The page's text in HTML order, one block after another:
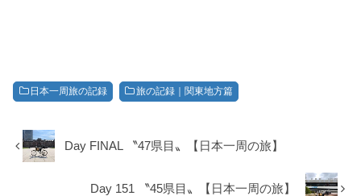
日本一周旅の記録 旅の記録｜関東地方篇
Day FINAL 〝47県目〟【日本一周の旅】
Day 151 〝45県目〟【日本一周の旅】